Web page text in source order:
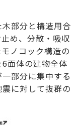
部分と構造用合
め、分散・吸収
ノコック構造の
面体の建物全体
部分に集中する
に対して抜群の